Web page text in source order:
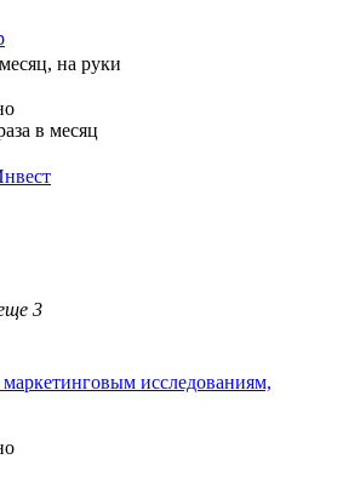
на руки
в месяц
3
исследованиям,